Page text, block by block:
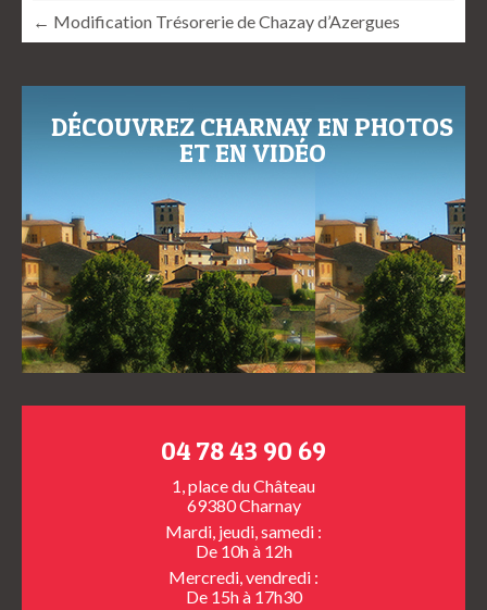
← Modification Trésorerie de Chazay d’Azergues
DÉCOUVREZ CHARNAY EN PHOTOS
ET EN VIDÉO
04 78 43 90 69
1, place du Château
69380 Charnay
Mardi, jeudi, samedi :
De 10h à 12h
Mercredi, vendredi :
De 15h à 17h30